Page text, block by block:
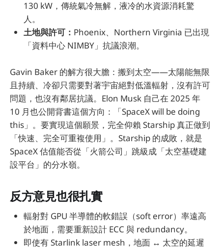
130 kW，傳統氣冷無解，液冷的水資源消耗驚
人。
土地與許可： Phoenix、Northern Virginia 已出現
「資料中心 NIMBY」抗議浪潮。
Gavin Baker 的解方很大膽：搬到太空——太陽能無限
且持續、冷卻只需要對著宇宙絕對低溫輻射，沒有許可
問題，也沒有鄰居抗議。Elon Musk 自己在 2025 年
10 月也公開背書這個方向：「SpaceX will be doing
this」。要實現這個願景，完全仰賴 Starship 真正做到
「快速、完全可重複使用」。Starship 的成敗，就是
SpaceX 估值能否從「火箭公司」跳級成「太空基礎建
設平台」的分水嶺。
反方意見也很扎實
輻射對 GPU 半導體的軟錯誤（soft error）率遠高
於地面，需要重新設計 ECC 與 redundancy。
即使有 Starlink laser mesh，地面 ↔ 太空的延遲